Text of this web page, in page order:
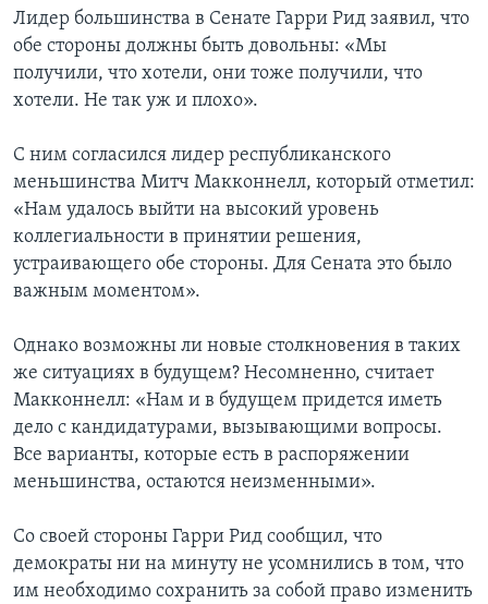
Лидер большинства в Сенате Гарри Рид заявил, что
обе стороны должны быть довольны: «Мы
получили, что хотели, они тоже получили, что
хотели. Не так уж и плохо».
С ним согласился лидер республиканского
меньшинства Митч Макконнелл, который отметил:
«Нам удалось выйти на высокий уровень
коллегиальности в принятии решения,
устраивающего обе стороны. Для Сената это было
важным моментом».
Однако возможны ли новые столкновения в таких
же ситуациях в будущем? Несомненно, считает
Макконнелл: «Нам и в будущем придется иметь
дело с кандидатурами, вызывающими вопросы.
Все варианты, которые есть в распоряжении
меньшинства, остаются неизменными».
Со своей стороны Гарри Рид сообщил, что
демократы ни на минуту не усомнились в том, что
им необходимо сохранить за собой право изменить